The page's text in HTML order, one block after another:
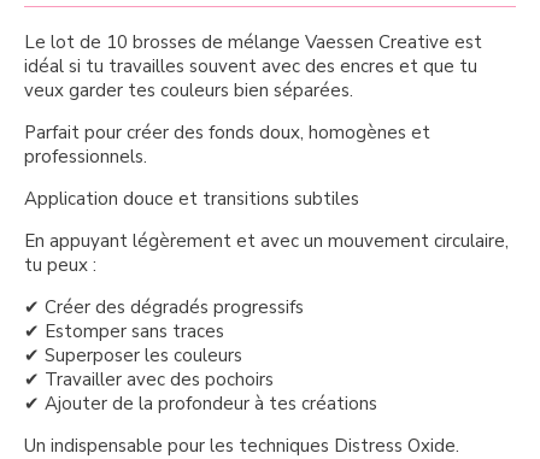
Le lot de 10 brosses de mélange Vaessen Creative est
idéal si tu travailles souvent avec des encres et que tu
veux garder tes couleurs bien séparées.
Parfait pour créer des fonds doux, homogènes et
professionnels.
Application douce et transitions subtiles
En appuyant légèrement et avec un mouvement circulaire,
tu peux :
✔ Créer des dégradés progressifs
✔ Estomper sans traces
✔ Superposer les couleurs
✔ Travailler avec des pochoirs
✔ Ajouter de la profondeur à tes créations
Un indispensable pour les techniques Distress Oxide.